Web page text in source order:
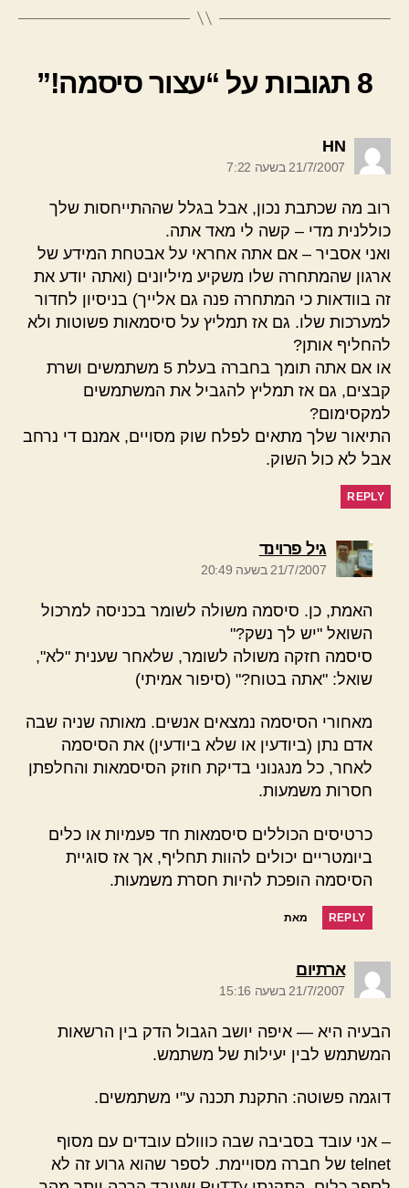
8 תגובות על “עצור סיסמה!”
HN
21/7/2007 בשעה 7:22
רוב מה שכתבת נכון, אבל בגלל שההתייחסות שלך
כוללנית מדי – קשה לי מאד אתה.
ואני אסביר – אם אתה אחראי על אבטחת המידע של
ארגון שהמתחרה שלו משקיע מיליונים (ואתה יודע את
זה בוודאות כי המתחרה פנה גם אלייך) בניסיון לחדור
למערכות שלו. גם אז תמליץ על סיסמאות פשוטות ולא
להחליף אותן?
או אם אתה תומך בחברה בעלת 5 משתמשים ושרת
קבצים, גם אז תמליץ להגביל את המשתמשים
למקסימום?
התיאור שלך מתאים לפלח שוק מסויים, אמנם די נרחב
אבל לא כול השוק.
REPLY
גיל פרוינדאומר:
21/7/2007 בשעה 20:49
האמת, כן. סיסמה משולה לשומר בכניסה למרכול
השואל "יש לך נשק?"
סיסמה חזקה משולה לשומר, שלאחר שענית "לא",
שואל: "אתה בטוח?" (סיפור אמיתי)
מאחורי הסיסמה נמצאים אנשים. מאותה שניה שבה
אדם נתן (ביודעין או שלא ביודעין) את הסיסמה
לאחר, כל מנגנוני בדיקת חוזק הסיסמאות והחלפתן
חסרות משמעות.
כרטיסים הכוללים סיסמאות חד פעמיות או כלים
ביומטריים יכולים להוות תחליף, אך אז סוגיית
הסיסמה הופכת להיות חסרת משמעות.
REPLY מאת
ארתיום
21/7/2007 בשעה 15:16
הבעיה היא — איפה יושב הגבול הדק בין הרשאות
המשתמש לבין יעילות של משתמש.
דוגמה פשוטה: התקנת תכנה ע"י משתמשים.
– אני עובד בסביבה שבה כווולם עובדים עם מסוף
telnet של חברה מסויימת. לספר שהוא גרוע זה לא